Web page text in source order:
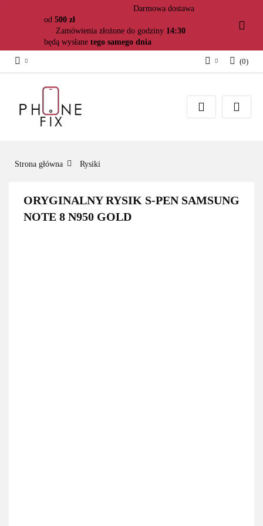
Darmowa dostawa
od 500 zł
Zamówienia złożone do godziny 14:30
będą wysłane tego samego dnia
Załóż konto
(0)
Strona główna Rysiki
ORYGINALNY RYSIK S-PEN SAMSUNG
NOTE 8 N950 GOLD